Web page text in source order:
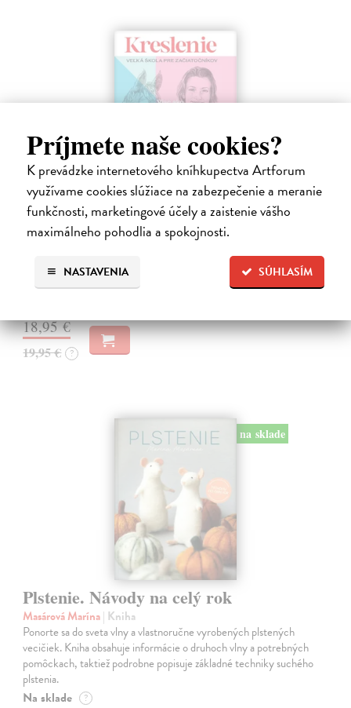
Príjmete naše cookies?
K prevádzke internetového kníhkupectva Artforum
využívame cookies slúžiace na zabezpečenie a meranie
funkčnosti, marketingové účely a zaistenie vášho
maximálneho pohodlia a spokojnosti.
SÚHLASÍM
NASTAVENIA
Kreslenie
Foster Walter| Kniha
Kompletná príručka pre začínajúcich umelcov, ktorá ich krok za
procesom tvorby - od výberu nástrojov, pomôcok a materiálov cez
zvládnutie…
18,95 €
19,95 € ?
na sklade
Plstenie. Návody na celý rok
Masárová Marína| Kniha
Ponorte sa do sveta vlny a vlastnoručne vyrobených plstených
vecičiek. Kniha obsahuje informácie o druhoch vlny a potrebných
pomôckach, taktiež podrobne popisuje základné techniky suchého
plstenia.
Na sklade ?